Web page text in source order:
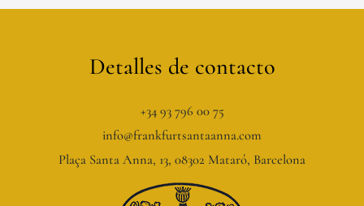
Detalles de contacto
+34 93 796 00 75
info@frankfurtsantaanna.com
Plaça Santa Anna, 13, 08302 Mataró, Barcelona